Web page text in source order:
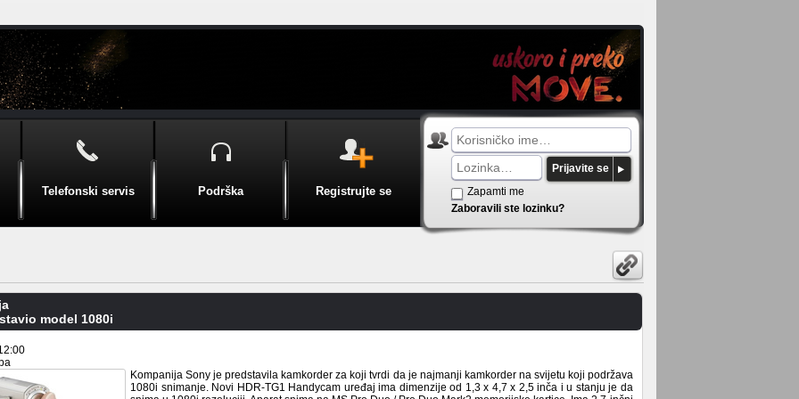
Telefonski servis Podrška Registrujte se
Prijavite se
Zapamti me
Zaboravili ste lozinku?
model 1080i
Kompanija Sony je predstavila kamkorder za koji tvrdi da je najmanji kamkorder na svijetu koji podržava
1080i snimanje. Novi HDR-TG1 Handycam uređaj ima dimenzije od 1,3 x 4,7 x 2,5 inča i u stanju je da